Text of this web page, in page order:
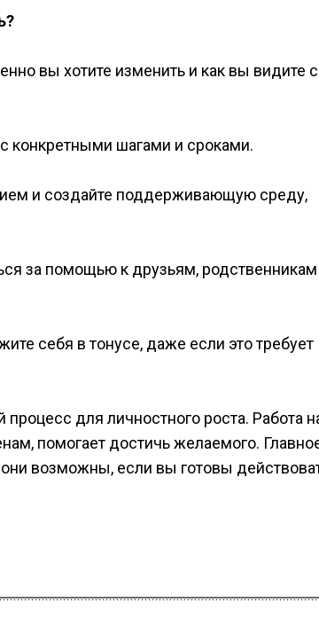
вы хотите изменить и как вы видите
конкретными шагами и сроками.
и создайте поддерживающую среду,
за помощью к друзьям,
себя в тонусе, даже если это требует
для личностного роста. Работа
помогает достичь желаемого.
возможны, если вы готовы